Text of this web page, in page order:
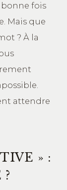
fois
Mais que
? À la
attendre
» :